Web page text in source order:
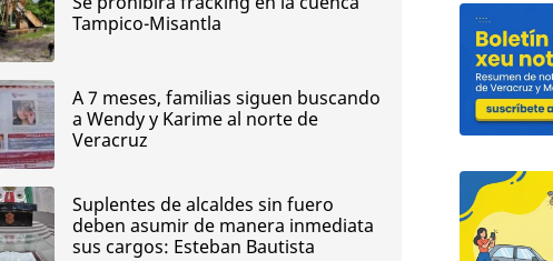
Tampico-Misantla
A 7 meses, familias siguen buscando
a Wendy y Karime al norte de
Veracruz
Suplentes de alcaldes sin fuero
deben asumir de manera inmediata
sus cargos: Esteban Bautista